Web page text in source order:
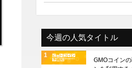
今週の人気タイトル
GMOコイン